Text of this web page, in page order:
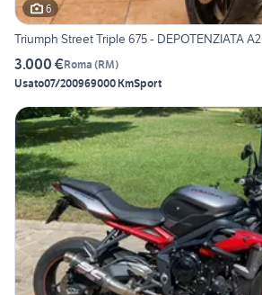
6
Triumph Street Triple 675 - DEPOTENZIATA A2
3.000 €Roma (RM)
Usato07/200969000 KmSport